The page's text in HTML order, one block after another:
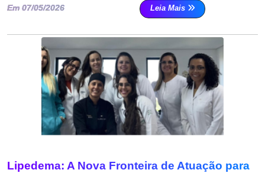
Em 07/05/2026 Leia Mais
Lipedema: A Nova Fronteira de Atuação para